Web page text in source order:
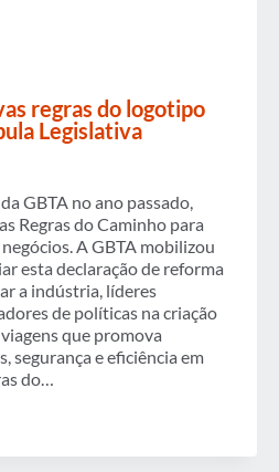
regras do logotipo
Legislativa
GBTA no ano passado,
Regras do Caminho para
A GBTA mobilizou
esta declaração de reforma
a indústria, líderes
de políticas na criação
que promova
segurança e eficiência em
do…